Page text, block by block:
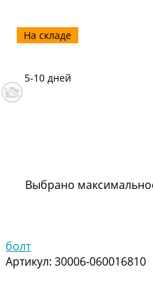
На складе
5-10 дней
Выбрано
болт
Артикул: 30006-060016810